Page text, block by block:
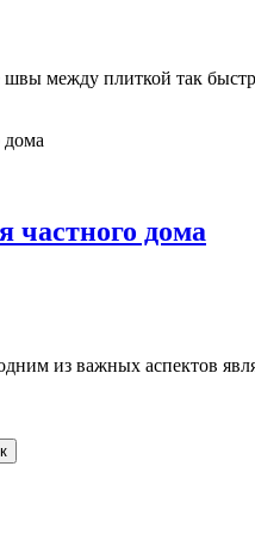
между плиткой так
частного дома
из важных аспектов